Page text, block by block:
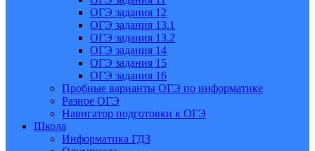
ОГЭ задания 12
ОГЭ задания 13.1
ОГЭ задания 13.2
ОГЭ задания 14
ОГЭ задания 15
ОГЭ задания 16
Пробные варианты ОГЭ по информатике
Разное ОГЭ
Навигатор подготовки к ОГЭ
Школа
Информатика ГДЗ